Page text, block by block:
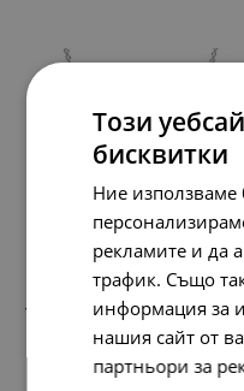
197. 101.00 €
Този
бисквитки
Ние използваме
рекламите и да
трафик. Също
информация за
нашия сайт от
партньори за